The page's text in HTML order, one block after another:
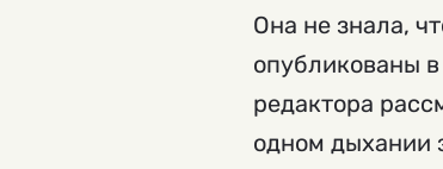
Она не знала,
опубликованы
редактора
одном дыхании